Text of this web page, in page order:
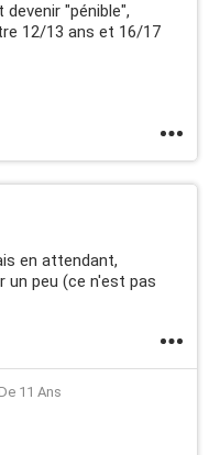
"pénible",
12/13 ans et 16/17
en attendant,
peu (ce n'est pas
11 Ans